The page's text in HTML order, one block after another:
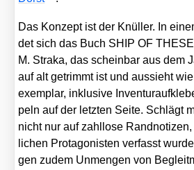
Das Kon­zept ist der Knül­ler. In
det sich das Buch SHIP OF
M. Stra­ka, das schein­bar aus dem
auf alt getrimmt ist und aus­sieht
exem­plar, inklu­si­ve
peln auf der letz­ten Sei­te. Schlägt
nicht nur auf zahl­lo­se
li­chen Prot­ago­nis­ten ver­fasst
gen zudem Unmen­gen von